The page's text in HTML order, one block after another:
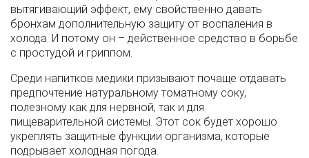
вытягивающий эффект, ему свойственно давать
бронхам дополнительную защиту от воспаления в
холода. И потому он – действенное средство в борьбе
с простудой и гриппом.
Среди напитков медики призывают почаще отдавать
предпочтение натуральному томатному соку,
полезному как для нервной, так и для
пищеварительной системы. Этот сок будет хорошо
укреплять защитные функции организма, которые
подрывает холодная погода.